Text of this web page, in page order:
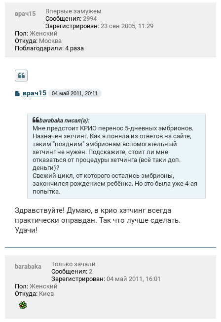
врач15
Впервые замужем
Сообщения: 2994
Зарегистрирован: 23 сен 2005, 11:29
Пол: Женский
Откуда: Москва
Поблагодарили: 4 раза
Сврач15 04 май 2011, 20:11
barabaka писал(а):
Мне предстоит КРИО перенос 5-дневных эмбрионов.
Назначен хетчинг. Как я поняла из ответов на сайте,
таким "поздним" эмбрионам вспомогательный
хетчинг не нужен. Подскажите, стоит ли мне
отказаться от процедуры хетчинга (всё таки доп.
деньги)?
Свежий цикл, от которого остались эмбрионы,
закончился рождением ребёнка. Но это была уже 4-ая
попытка.
Здравствуйте! Думаю, в крио хэтчинг всегда
практически оправдан. Так что лучше сделать.
Удачи!
barabaka
Только зачали
Сообщения: 2
Зарегистрирован: 04 май 2011, 16:01
Пол: Женский
Откуда: Киев